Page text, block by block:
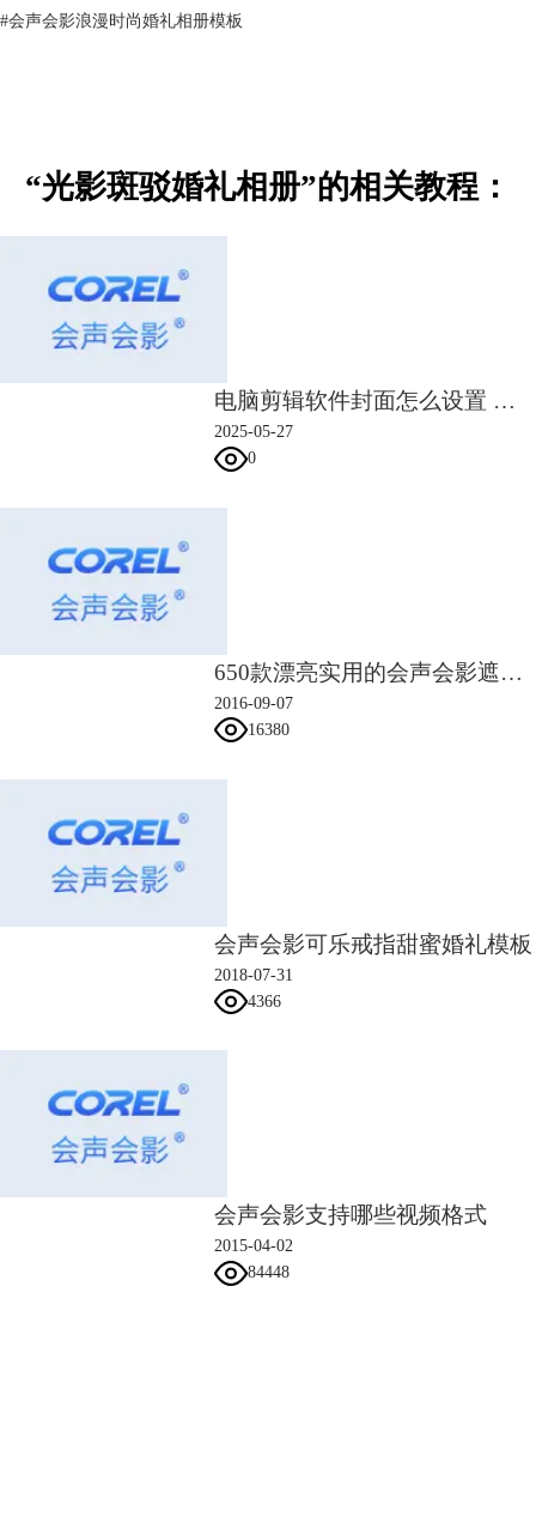
烂大街的BGM我们当然不用，精挑细选了一首国外的《Could This Be
1）先导入一张图片作为背景，添加一个平均滤镜，调整一下它的数值。
2）点击文字工具T，输入英文字母，右键自定义动作，调整它的阻光
度，从0到100，再添加一个修剪滤镜，让它有从中间向两边出现的效果！
图4：文字修剪效果
3）导入PS里面做好的OUR WEDDING，因为是带弧度的，会会无法做这
#会声会影浪漫时尚婚礼相册模板
“光影斑驳婚礼相册”的相关教程：
电脑剪辑软件封面怎么设置 电脑剪辑软件封面怎么换
2025-05-27
0
650款漂亮实用的会声会影遮罩素材
2016-09-07
16380
会声会影可乐戒指甜蜜婚礼模板
2018-07-31
4366
会声会影支持哪些视频格式
2015-04-02
84448